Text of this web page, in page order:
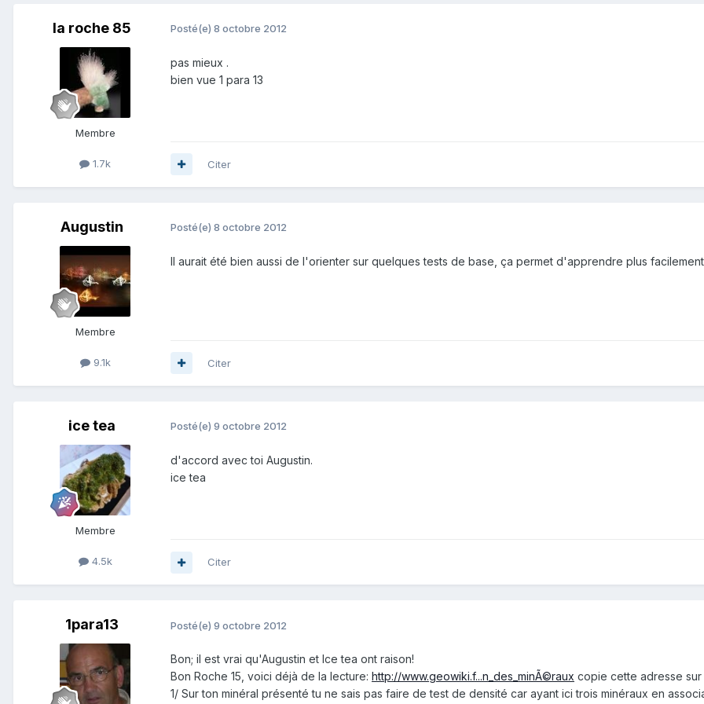
la roche 85
Membre
1.7k
Posté(e) 8 octobre 2012
pas mieux .
bien vue 1 para 13
Citer
Augustin
Membre
9.1k
Posté(e) 8 octobre 2012
Il aurait été bien aussi de l'orienter sur quelques tests de base, ça permet d'apprendre plus
Citer
ice tea
Membre
4.5k
Posté(e) 9 octobre 2012
d'accord avec toi Augustin.
ice tea
Citer
1para13 Posté(e) 9 octobre 2012
Bon; il est vrai qu'Augustin et Ice tea ont raison!
Bon Roche 15, voici déjà de la lecture: http://www.geowiki.f...n_des_minÃ©raux copie cette adresse
1/ Sur ton minéral présenté tu ne sais pas faire de test de densité car ayant ici trois minéraux en